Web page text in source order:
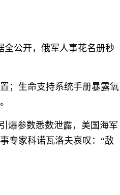
全公开，俄军人事花名册秒
；生命支持系统手册暴露氧
爆参数悉数泄露，美国海军
专家科诺瓦洛夫哀叹：“敌